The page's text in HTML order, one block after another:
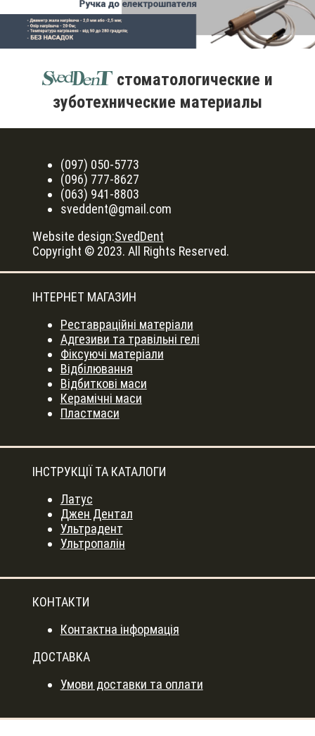
стоматологические и
зуботехнические материалы
(097) 050-5773
(096) 777-8627
(063) 941-8803
sveddent@gmail.com
Website design:SvedDent
Copyright © 2023. All Rights Reserved.
ІНТЕРНЕТ МАГАЗИН
Реставраційні матеріали
Адгезиви та травільні гелі
Фіксуючі матеріали
Відбілювання
Відбиткові маси
Керамічні маси
Пластмаси
ІНСТРУКЦІЇ ТА КАТАЛОГИ
Латус
Джен Дентал
Ультрадент
Ультропалін
КОНТАКТИ
Контактна інформація
ДОСТАВКА
Умови доставки та оплати